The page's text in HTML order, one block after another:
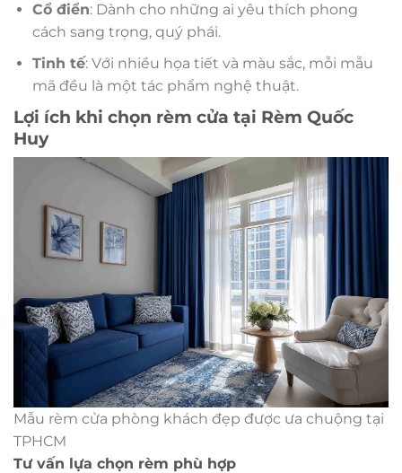
Cổ điển: Dành cho những ai yêu thích phong
cách sang trọng, quý phái.
Tinh tế: Với nhiều họa tiết và màu sắc, mỗi mẫu
mã đều là một tác phẩm nghệ thuật.
Lợi ích khi chọn rèm cửa tại Rèm Quốc
Huy
Mẫu rèm cửa phòng khách đẹp được ưa chuộng tại
TPHCM
Tư vấn lựa chọn rèm phù hợp